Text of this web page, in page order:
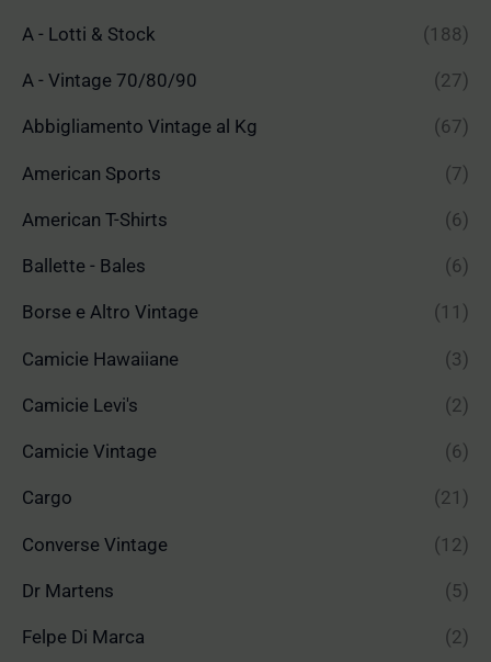
A - Lotti & Stock (188)
A - Vintage 70/80/90 (27)
Abbigliamento Vintage al Kg (67)
American Sports (7)
American T-Shirts (6)
Ballette - Bales (6)
Borse e Altro Vintage (11)
Camicie Hawaiiane (3)
Camicie Levi's (2)
Camicie Vintage (6)
Cargo (21)
Converse Vintage (12)
Dr Martens (5)
Felpe Di Marca (2)